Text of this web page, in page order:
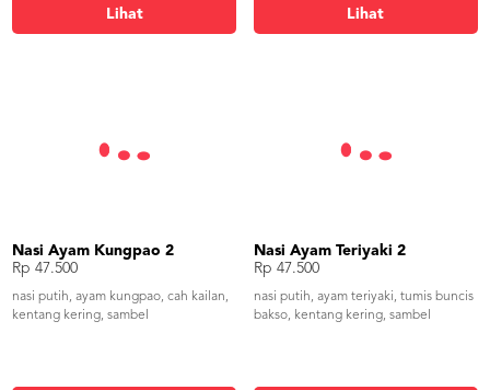
Lihat Lihat
Nasi Ayam Kungpao 2
Rp 47.500
nasi putih, ayam kungpao, cah kailan,
kentang kering, sambel
Nasi Ayam Teriyaki 2
Rp 47.500
nasi putih, ayam teriyaki, tumis buncis
bakso, kentang kering, sambel